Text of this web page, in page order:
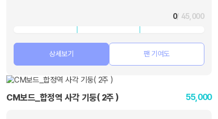
0/ 45,000
상세보기 팬 기여도
CM보드_합정역 사각 기둥( 2주 ) 55,000